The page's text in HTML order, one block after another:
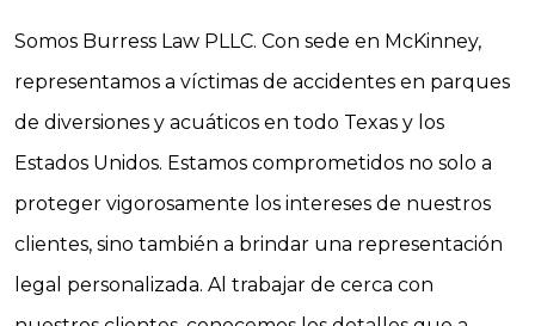
Somos Burress Law PLLC. Con sede en McKinney,
representamos a víctimas de accidentes en parques
de diversiones y acuáticos en todo Texas y los
Estados Unidos. Estamos comprometidos no solo a
proteger vigorosamente los intereses de nuestros
clientes, sino también a brindar una representación
legal personalizada. Al trabajar de cerca con